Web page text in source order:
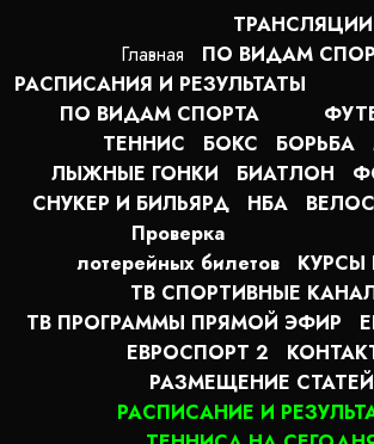
Главная
ТРАНСЛЯЦИИ
ПО ВИДАМ
РАСПИСАНИЯ И РЕЗУЛЬТАТЫ
ПО ВИДАМ СПОРТА
ТЕННИС
БОКС БОРЬБА
ЛЫЖНЫЕ ГОНКИ
БИАТЛОН
СНУКЕР И БИЛЬЯРД
НБА
Проверка
лотерейных билетов
ТВ СПОРТИВНЫЕ
ТВ ПРОГРАММЫ ПРЯМОЙ ЭФИР
ЕВРОСПОРТ 2
РАЗМЕЩЕНИЕ СТАТЕЙ
РАСПИСАНИЕ И